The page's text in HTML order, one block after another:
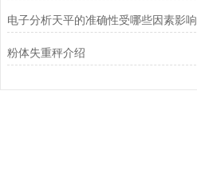
电子分析天平的准确性受哪些因素影响
粉体失重秤介绍